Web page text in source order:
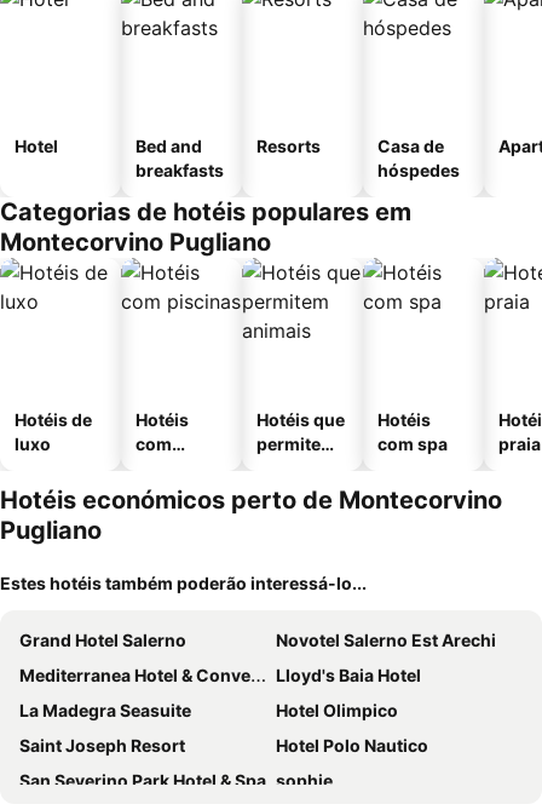
Hotel
Bed and
breakfasts
Resorts
Casa de
hóspedes
Categorias de hotéis populares em
Montecorvino Pugliano
Hotéis de
luxo
Hotéis
com
Hotéis que
permitem
Hotéis
com spa
praia
Hotéis económicos perto de Montecorvino
Pugliano
Estes hotéis também poderão interessá-lo...
Grand Hotel Salerno
Novotel Salerno Est Arechi
Mediterranea Hotel & Convention Center
Lloyd's Baia Hotel
La Madegra Seasuite
Hotel Olimpico
Saint Joseph Resort
Hotel Polo Nautico
San Severino Park Hotel & Spa sophie